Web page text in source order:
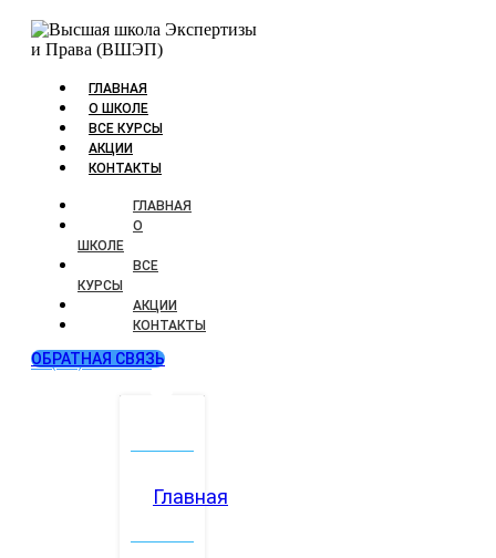
ГЛАВНАЯ
О ШКОЛЕ
ВСЕ КУРСЫ
АКЦИИ
КОНТАКТЫ
ГЛАВНАЯ
О
ШКОЛЕ
ВСЕ
КУРСЫ
АКЦИИ
КОНТАКТЫ
+7 (499) 346-72-77
ОБРАТНАЯ СВЯЗЬ
Главная